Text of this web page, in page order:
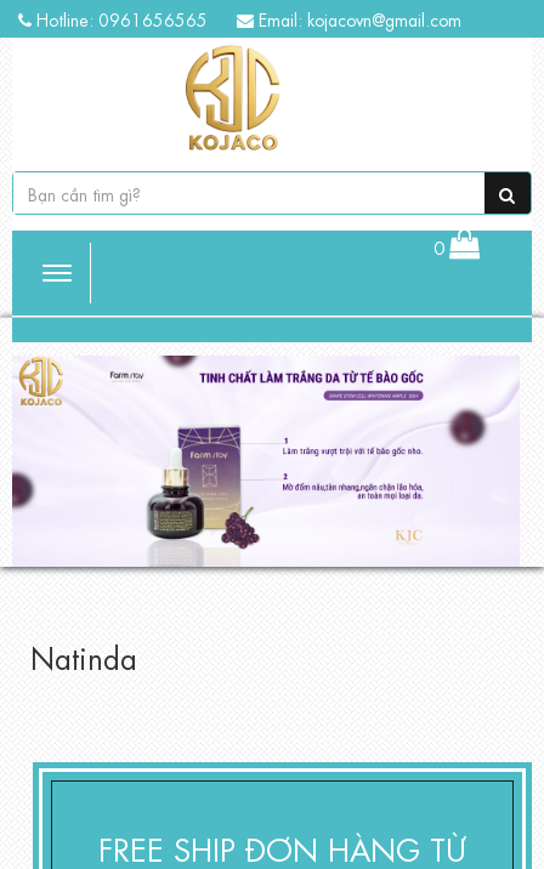
Hotline: 0961656565 Email: kojacovn@gmail.com
0
Natinda
FREE SHIP ĐƠN HÀNG TỪ